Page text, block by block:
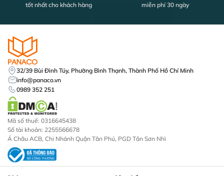
tốt nhất cho khách hàng
miễn phí 30 ngày
32/39 Bùi Đình Túy, Phường Bình Thạnh, Thành Phố Hồ Chí Minh
info@panaco.vn
0989 352 251
Mã số thuế: 0316645438
Số tài khoản: 2255566678
Á Châu ACB, Chi Nhánh Quận Tân Phú, PGD Tân Sơn Nhì